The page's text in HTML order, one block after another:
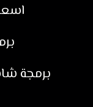
برمجة